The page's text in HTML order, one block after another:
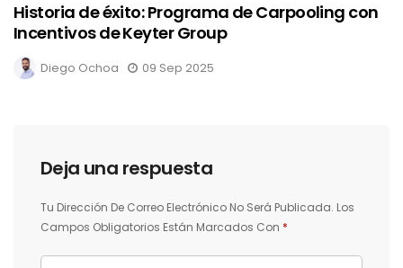
Historia de éxito: Programa de Carpooling con
Incentivos de Keyter Group
Diego Ochoa 09 Sep 2025
Deja una respuesta
Tu Dirección De Correo Electrónico No Será Publicada. Los
Campos Obligatorios Están Marcados Con *